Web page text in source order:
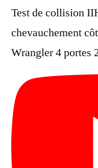
Test de collision
chevauchement
Wrangler 4 portes